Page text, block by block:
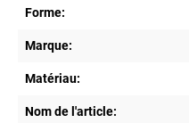
Forme:
Marque:
Matériau:
Nom de l'article: